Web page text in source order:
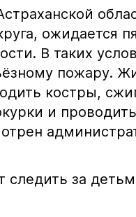
ожидается
В таких
пожару.
костры,
и
следить за